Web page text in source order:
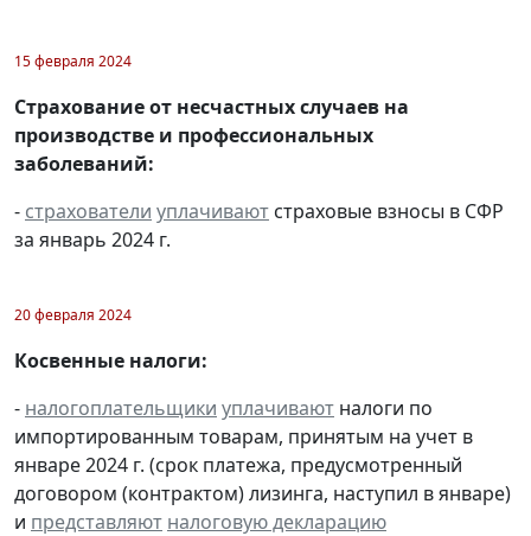
15 февраля 2024
Страхование от несчастных случаев на
производстве и профессиональных
заболеваний:
- страхователи уплачивают страховые взносы в СФР
за январь 2024 г.
20 февраля 2024
Косвенные налоги:
- налогоплательщики уплачивают налоги по
импортированным товарам, принятым на учет в
январе 2024 г. (срок платежа, предусмотренный
договором (контрактом) лизинга, наступил в январе)
и представляют налоговую декларацию